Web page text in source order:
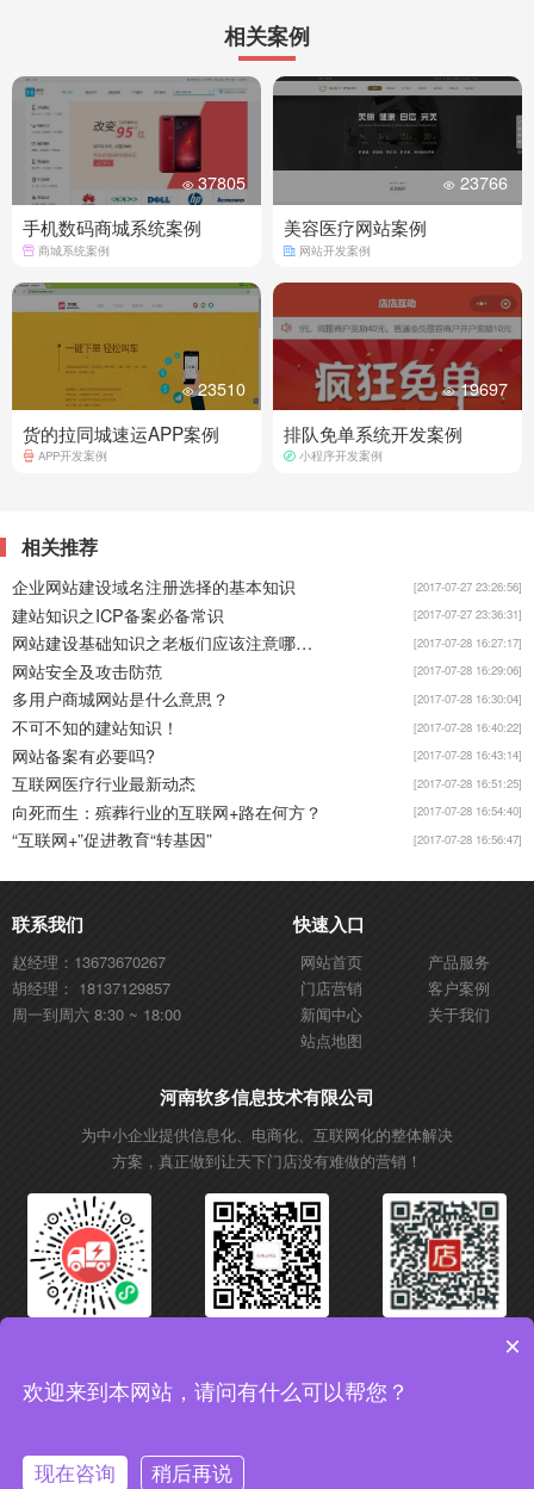
相关案例
37805
手机数码商城系统案例
商城系统案例
23766
美容医疗网站案例
网站开发案例
23510
货的拉同城速运APP案例
APP开发案例
19697
排队免单系统开发案例
小程序开发案例
相关推荐
企业网站建设域名注册选择的基本知识 [2017-07-27 23:26:56]
建站知识之ICP备案必备常识 [2017-07-27 23:36:31]
网站建设基础知识之老板们应该注意哪些？ [2017-07-28 16:27:17]
网站安全及攻击防范 [2017-07-28 16:29:06]
多用户商城网站是什么意思？ [2017-07-28 16:30:04]
不可不知的建站知识！ [2017-07-28 16:40:22]
网站备案有必要吗? [2017-07-28 16:43:14]
互联网医疗行业最新动态 [2017-07-28 16:51:25]
向死而生：殡葬行业的互联网+路在何方？ [2017-07-28 16:54:40]
“互联网+”促进教育“转基因” [2017-07-28 16:56:47]
联系我们
赵经理：13673670267
胡经理： 18137129857
周一到周六 8:30 ~ 18:00
快速入口
网站首页
产品服务
门店营销
客户案例
新闻中心
关于我们
站点地图
河南软多信息技术有限公司
为中小企业提供信息化、电商化、互联网化的整体解决
方案，真正做到让天下门店没有难做的营销！
×
欢迎来到本网站，请问有什么可以帮您？
现在咨询 稍后再说